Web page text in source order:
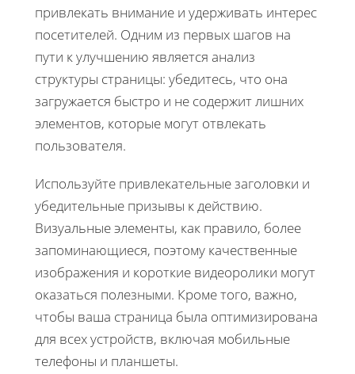
привлекать внимание и удерживать интерес
посетителей. Одним из первых шагов на
пути к улучшению является анализ
структуры страницы: убедитесь, что она
загружается быстро и не содержит лишних
элементов, которые могут отвлекать
пользователя.
Используйте привлекательные заголовки и
убедительные призывы к действию.
Визуальные элементы, как правило, более
запоминающиеся, поэтому качественные
изображения и короткие видеоролики могут
оказаться полезными. Кроме того, важно,
чтобы ваша страница была оптимизирована
для всех устройств, включая мобильные
телефоны и планшеты.